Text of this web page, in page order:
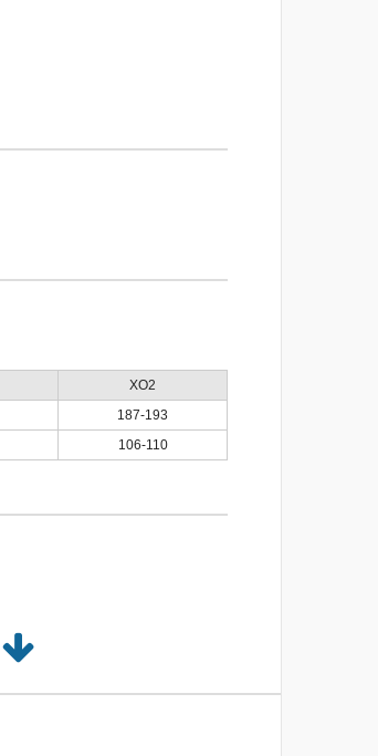
XO2
187-193
106-110